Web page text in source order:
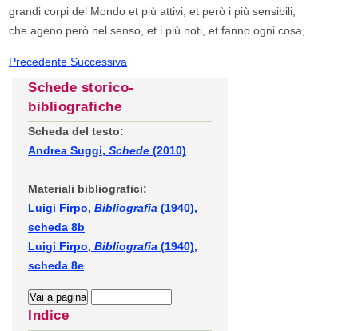
grandi corpi del Mondo et più attivi, et però i più sensibili,
che ageno però nel senso, et i più noti, et fanno ogni cosa,
PrecedenteSuccessiva
Schede storico-
bibliografiche
Scheda del testo:
Andrea Suggi, Schede (2010)
Materiali bibliografici:
Luigi Firpo, Bibliografia (1940),
scheda 8b
Luigi Firpo, Bibliografia (1940),
scheda 8e
Indice